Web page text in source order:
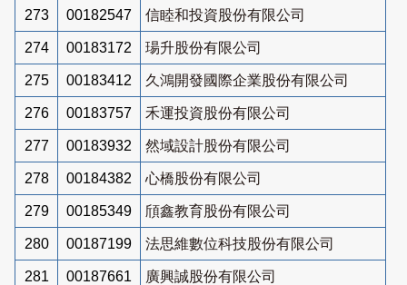
273 00182547 信睦和投資股份有限公司
274 00183172 瑒升股份有限公司
275 00183412 久鴻開發國際企業股份有限公司
276 00183757 禾運投資股份有限公司
277 00183932 然域設計股份有限公司
278 00184382 心橋股份有限公司
279 00185349 頎鑫教育股份有限公司
280 00187199 法思維數位科技股份有限公司
281 00187661 廣興誠股份有限公司